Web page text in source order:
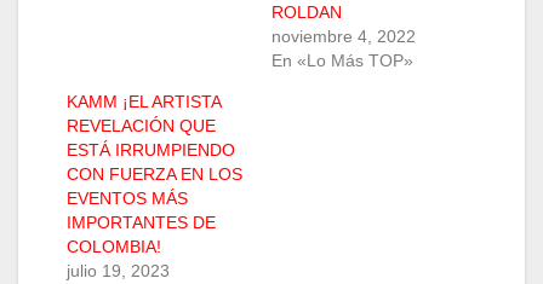
ROLDAN
noviembre 4, 2022
En «Lo Más TOP»
KAMM ¡EL ARTISTA
REVELACIÓN QUE
ESTÁ IRRUMPIENDO
CON FUERZA EN LOS
EVENTOS MÁS
IMPORTANTES DE
COLOMBIA!
julio 19, 2023